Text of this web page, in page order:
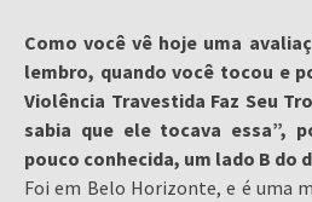
Como você vê hoje uma
lembro, quando você tocou e
Violência Travestida Faz Seu
sabia que ele tocava essa”,
pouco conhecida, um lado B do
Foi em Belo Horizonte, e é uma